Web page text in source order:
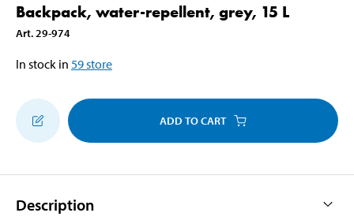
Backpack, water-repellent, grey, 15 L
Art. 29-974
In stock in 59store
ADD TO CART
Description